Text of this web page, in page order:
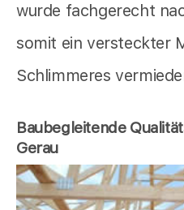
wurde fachgerecht
somit ein versteckter
Schlimmeres
Baubegleitende
Gerau